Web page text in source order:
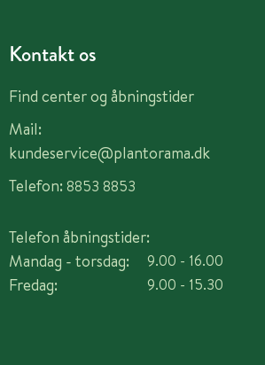
Kontakt os
Find center og åbningstider
Mail:
kundeservice@plantorama.dk
Telefon: 8853 8853
Telefon åbningstider:
Mandag - torsdag:
Fredag:
9.00 - 16.00
9.00 - 15.30